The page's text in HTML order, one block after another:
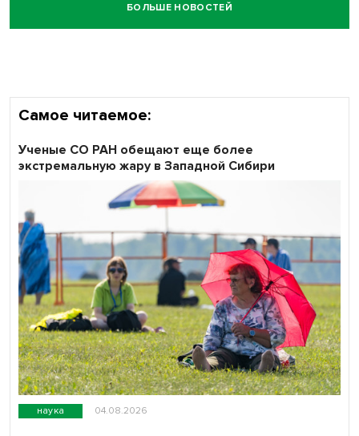
БОЛЬШЕ НОВОСТЕЙ
Самое читаемое:
наука 04.08.2026
Ученые СО РАН обещают еще более
экстремальную жару в Западной Сибири